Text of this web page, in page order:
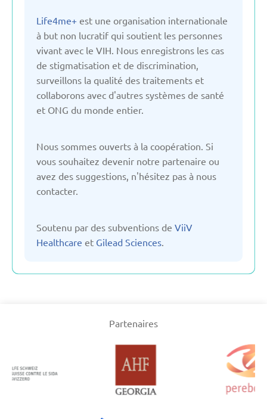
Life4me+ est une organisation internationale
à but non lucratif qui soutient les personnes
vivant avec le VIH. Nous enregistrons les cas
de stigmatisation et de discrimination,
surveillons la qualité des traitements et
collaborons avec d'autres systèmes de santé
et ONG du monde entier.
Nous sommes ouverts à la coopération. Si
vous souhaitez devenir notre partenaire ou
avez des suggestions, n'hésitez pas à nous
contacter.
Soutenu par des subventions de ViiV
Healthcare et Gilead Sciences.
Lettonie
Lituanie
Moldavie
Monténégro
Ouzbékistan
Pays-Bas
Suisse
Partenaires